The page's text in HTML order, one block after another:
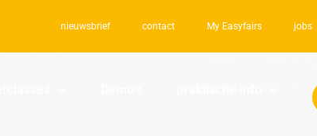
nieuwsbrief contact My Easyfairs jobs